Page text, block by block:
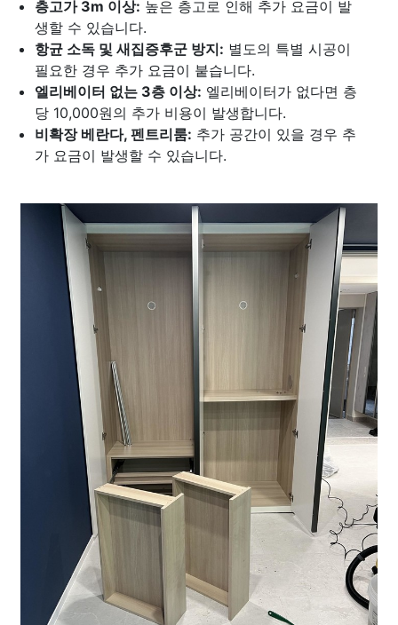
층고가 3m 이상: 높은 층고로 인해 추가 요금이 발
생할 수 있습니다.
항균 소독 및 새집증후군 방지: 별도의 특별 시공이
필요한 경우 추가 요금이 붙습니다.
엘리베이터 없는 3층 이상: 엘리베이터가 없다면 층
당 10,000원의 추가 비용이 발생합니다.
비확장 베란다, 펜트리룸: 추가 공간이 있을 경우 추
가 요금이 발생할 수 있습니다.